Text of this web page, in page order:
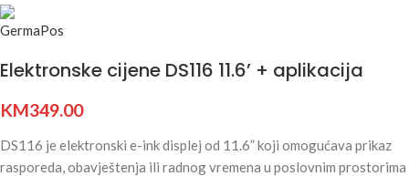
Elektronske cijene DS116 11.6’ + aplikacija
KM349.00
DS116 je elektronski e-ink displej od 11.6” koji omogućava prikaz
rasporeda, obavještenja ili radnog vremena u poslovnim prostorima